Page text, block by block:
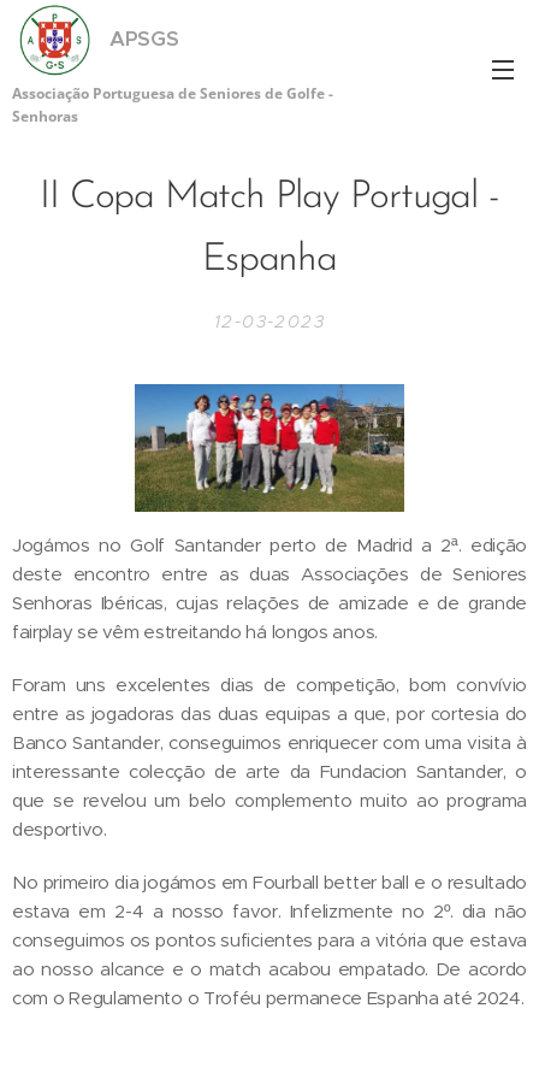
APSGS
Associação Portuguesa de Seniores de Golfe -
Senhoras
II Copa Match Play Portugal -
Espanha
12-03-2023
Jogámos no Golf Santander perto de Madrid a 2ª. edição
deste encontro entre as duas Associações de Seniores
Senhoras Ibéricas, cujas relações de amizade e de grande
fairplay se vêm estreitando há longos anos.
Foram uns excelentes dias de competição, bom convívio
entre as jogadoras das duas equipas a que, por cortesia do
Banco Santander, conseguimos enriquecer com uma visita à
interessante colecção de arte da Fundacion Santander, o
que se revelou um belo complemento muito ao programa
desportivo.
No primeiro dia jogámos em Fourball better ball e o resultado
estava em 2-4 a nosso favor. Infelizmente no 2º. dia não
conseguimos os pontos suficientes para a vitória que estava
ao nosso alcance e o match acabou empatado. De acordo
com o Regulamento o Troféu permanece Espanha até 2024.